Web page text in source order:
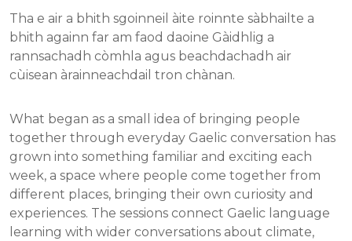
Tha e air a bhith sgoinneil àite roinnte sàbhailte a
bhith againn far am faod daoine Gàidhlig a
rannsachadh còmhla agus beachdachadh air
cùisean àrainneachdail tron chànan.
What began as a small idea of bringing people
together through everyday Gaelic conversation has
grown into something familiar and exciting each
week, a space where people come together from
different places, bringing their own curiosity and
experiences. The sessions connect Gaelic language
learning with wider conversations about climate,